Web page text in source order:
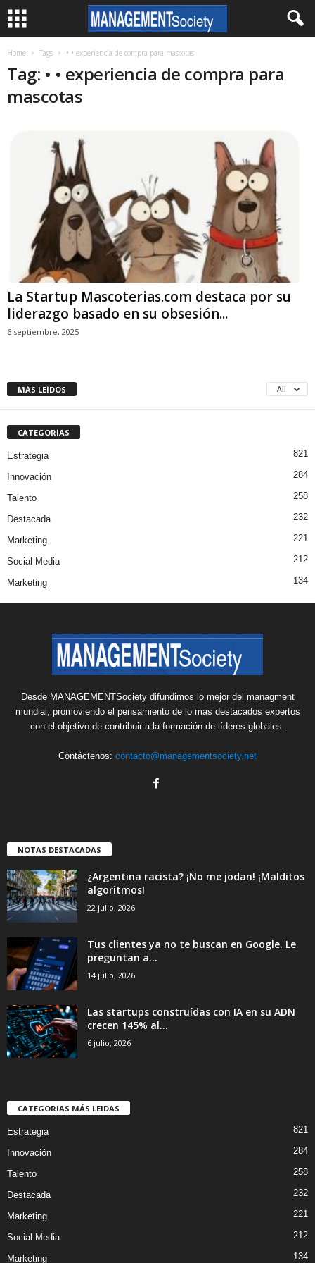
Home Tags • • experiencia de compra para mascotas
Tag: • • experiencia de compra para
mascotas
La Startup Mascoterias.com destaca por su
liderazgo basado en su obsesión...
6 septiembre, 2025
MÁS LEÍDOS All
CATEGORÍAS
Estrategia 821
Innovación 284
Talento 258
Destacada 232
Marketing 221
Social Media 212
Marketing 134
Desde MANAGEMENTSociety difundimos lo mejor del managment
mundial, promoviendo el pensamiento de lo mas destacados expertos
con el objetivo de contribuir a la formación de líderes globales.
Contáctenos: contacto@managementsociety.net
NOTAS DESTACADAS
¿Argentina racista? ¡No me jodan! ¡Malditos
algoritmos!
22 julio, 2026
Tus clientes ya no te buscan en Google. Le
preguntan a...
14 julio, 2026
Las startups construídas con IA en su ADN
crecen 145% al...
6 julio, 2026
CATEGORIAS MÁS LEIDAS
Estrategia 821
Innovación 284
Talento 258
Destacada 232
Marketing 221
Social Media 212
Marketing 134